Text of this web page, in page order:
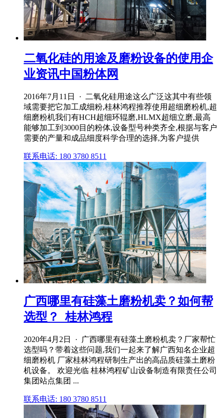
二氧化硅的用途及磨粉设备的使用企
业资讯中国粉体网
2016年7月11日 · 二氧化硅用途这么广泛这其中有些领
域需要把它加工成细粉,桂林鸿程推荐使用超细磨粉机,超
细磨粉机我们有HCH超细环辊磨,HLMX超细立磨,最高
能够加工到3000目的粉体,设备型号种类齐全,根据与客户
需要的产量和成品细度科学合理的选择,为客户提供
联系电话: 180 3780 8511
广西哪里有硅藻土磨粉机卖？如何帮
选型？_桂林鸿程
2020年4月2日 · 广西哪里有硅藻土磨粉机卖？厂家帮忙
选型吗？带着这些问题,我们一起来了解广西知名企业超
细磨粉机 厂家桂林鸿程研制生产出的高品质硅藻土磨粉
机设备。 欢迎光临 桂林鸿程矿山设备制造有限责任公司
集团站点集团 ...
联系电话: 180 3780 8511